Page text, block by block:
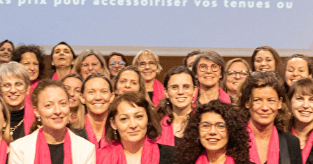
Exporter uniquement les colonnes affichées
Menu
?>
Images de la page d'accueil
Cliquez pour éditer
Texte, bouton et/ou inscription à la newsletter